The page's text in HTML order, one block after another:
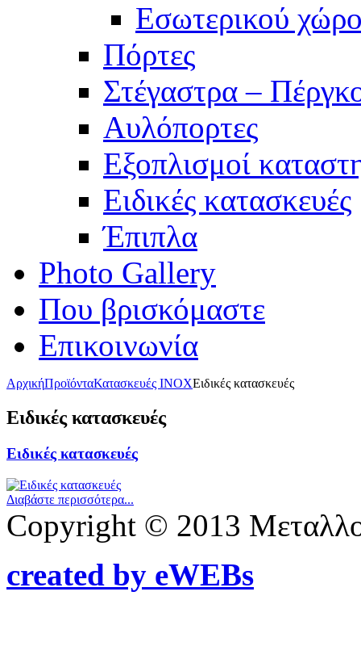
Εσωτερικού
Πόρτες
Στέγαστρα –
Αυλόπορτες
Εξοπλισμοί
Ειδικές κατασκευές
Έπιπλα
Photo Gallery
Που βρισκόμαστε
Επικοινωνία
ΑρχικήΠροϊόνταΚατασκευές INOXΕιδικές κατασκευές
Ειδικές κατασκευές
Ειδικές κατασκευές
Διαβάστε περισσότερα...
Copyright © 2013
created by eWEBs